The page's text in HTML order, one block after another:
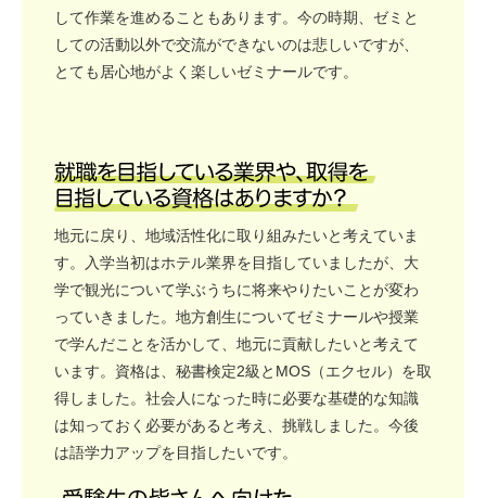
して作業を進めることもあります。今の時期、ゼミと
しての活動以外で交流ができないのは悲しいですが、
とても居心地がよく楽しいゼミナールです。
地元に戻り、地域活性化に取り組みたいと考えていま
す。入学当初はホテル業界を目指していましたが、大
学で観光について学ぶうちに将来やりたいことが変わ
っていきました。地方創生についてゼミナールや授業
で学んだことを活かして、地元に貢献したいと考えて
います。資格は、秘書検定2級とMOS（エクセル）を取
得しました。社会人になった時に必要な基礎的な知識
は知っておく必要があると考え、挑戦しました。今後
は語学力アップを目指したいです。